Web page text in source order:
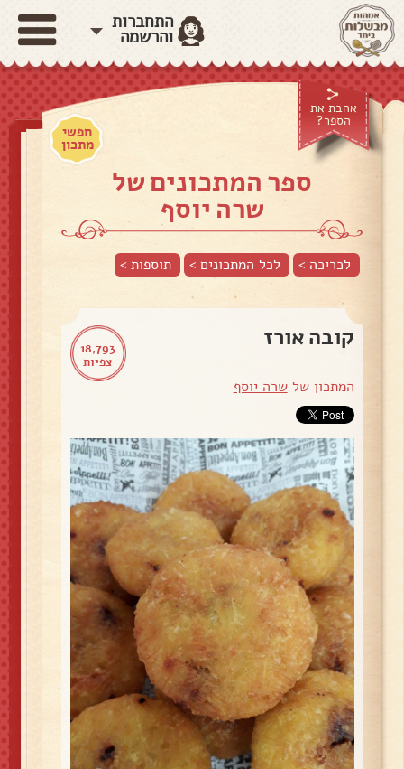
התחברות
והרשמה
אהבת את
הספר?
חפשי
מתכון
ספר המתכונים של
שרה יוסף
לכריכה > לכל המתכונים > תוספות>
18,793
צפיות
קובה אורז
המתכון שלשרה יוסף